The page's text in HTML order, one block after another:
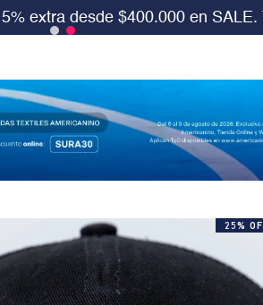
Usa el cód:SURA30Aplica
25%